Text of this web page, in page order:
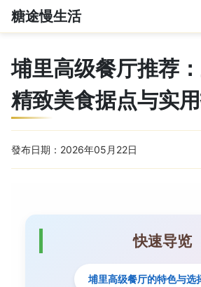
糖途慢生活
埔里高级餐厅推荐
精致美食据点与实
發布日期：2026年05月22日
快速导览
埔里高级餐厅的特色与选